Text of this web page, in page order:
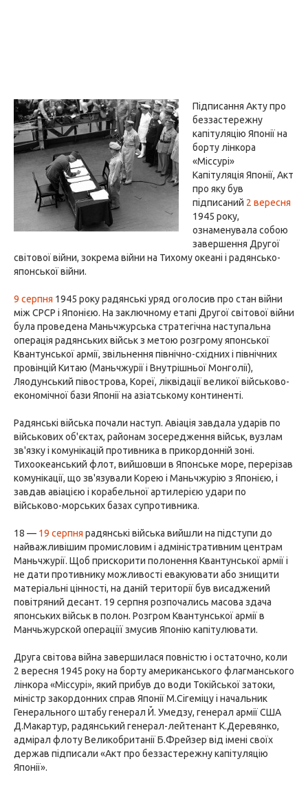
Підписання Акту про
беззастережну
капітуляцію Японії на
борту лінкора
«Міссурі»
Капітуляція Японії, Акт
про яку був
підписаний 2 вересня
1945 року,
ознаменувала собою
завершення Другої
світової війни, зокрема війни на Тихому океані і радянсько-
японської війни.
9 серпня 1945 року радянські уряд оголосив про стан війни
між СРСР і Японією. На заключному етапі Другої світової війни
була проведена Маньчжурська стратегічна наступальна
операція радянських військ з метою розгрому японської
Квантунської армії, звільнення північно-східних і північних
провінцій Китаю (Маньчжурії і Внутрішньої Монголії),
Ляодунський півострова, Кореї, ліквідації великої військово-
економічної бази Японії на азіатському континенті.
Радянські війська почали наступ. Авіація завдала ударів по
військових об'єктах, районам зосередження військ, вузлам
зв'язку і комунікацій противника в прикордонній зоні.
Тихоокеанський флот, вийшовши в Японське море, перерізав
комунікації, що зв'язували Корею і Маньчжурію з Японією, і
завдав авіацією і корабельної артилерією удари по
військово-морських базах супротивника.
18 — 19 серпня радянські війська вийшли на підступи до
найважливішим промисловим і адміністративним центрам
Маньчжурії. Щоб прискорити полонення Квантунської армії і
не дати противнику можливості евакуювати або знищити
матеріальні цінності, на даній території був висаджений
повітряний десант. 19 серпня розпочались масова здача
японських військ в полон. Розгром Квантунської армії в
Манчьжурской операціїї змусив Японію капітулювати.
Друга світова війна завершилася повністю і остаточно, коли
2 вересня 1945 року на борту американського флагманського
лінкора «Міссурі», який прибув до води Токійської затоки,
міністр закордонних справ Японії М.Сігеміцу і начальник
Генерального штабу генерал Й. Умедзу, генерал армії США
Д.Макартур, радянський генерал-лейтенант К.Деревянко,
адмірал флоту Великобританії Б.Фрейзер від імені своїх
держав підписали «Акт про беззастережну капітуляцію
Японії».